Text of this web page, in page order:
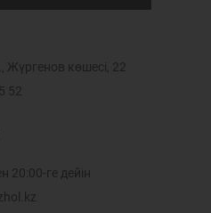
көшесі, 22
52
20:00-ге дейін